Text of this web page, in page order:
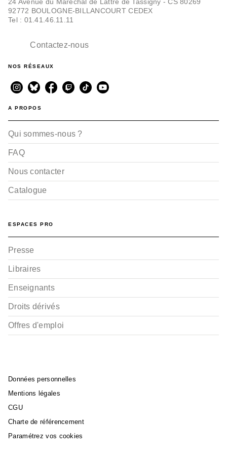
92772 BOULOGNE-BILLANCOURT CEDEX
Tel : 01.41.46.11.11
Contactez-nous
NOS RÉSEAUX
A PROPOS
Qui sommes-nous ?
FAQ
Nous contacter
Catalogue
ESPACES PRO
Presse
Libraires
Enseignants
Droits dérivés
Offres d'emploi
Données personnelles
Mentions légales
CGU
Charte de référencement
Paramétrez vos cookies